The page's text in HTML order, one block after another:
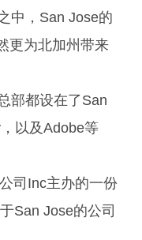
中，San Jose的
更为北加州带来
部都设在了San
以及Adobe等
司Inc主办的一份
San Jose的公司